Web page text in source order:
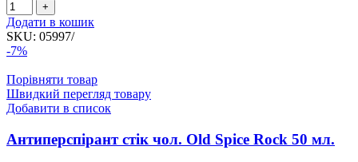
Додати в кошик
SKU: 05997/
-7%
Порівняти товар
Швидкий перегляд товару
Добавити в список
Антиперспірант стік чол. Old Spice Rock 50 мл.